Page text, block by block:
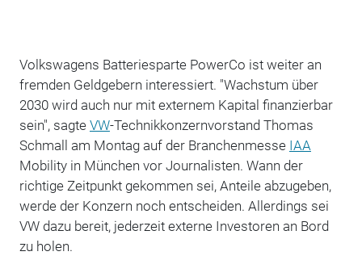
Volkswagens Batteriesparte PowerCo ist weiter an
fremden Geldgebern interessiert. "Wachstum über
2030 wird auch nur mit externem Kapital finanzierbar
sein", sagte VW-Technikkonzernvorstand Thomas
Schmall am Montag auf der Branchenmesse IAA
Mobility in München vor Journalisten. Wann der
richtige Zeitpunkt gekommen sei, Anteile abzugeben,
werde der Konzern noch entscheiden. Allerdings sei
VW dazu bereit, jederzeit externe Investoren an Bord
zu holen.